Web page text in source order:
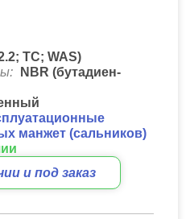
ТС; WAS)
NBR (бутадиен-
манжет (сальников)
и под заказ